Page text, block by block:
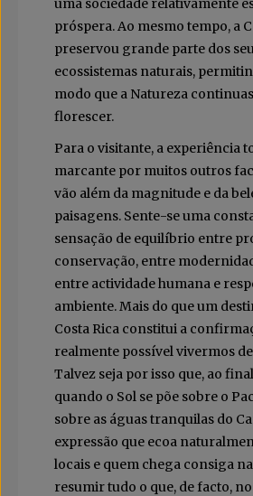
uma sociedade relativamente
próspera. Ao mesmo tempo, a
preservou grande parte dos
ecossistemas naturais,
modo que a Natureza
florescer.
Para o visitante, a experiência
marcante por muitos outros
vão além da magnitude e da
paisagens. Sente-se uma
sensação de equilíbrio entre
conservação, entre
entre actividade humana e
ambiente. Mais do que um
Costa Rica constitui a
realmente possível vivermos
Talvez seja por isso que, ao
quando o Sol se põe sobre o
sobre as águas tranquilas do
expressão que ecoa
locais e quem chega consiga
resumir tudo o que, de facto,